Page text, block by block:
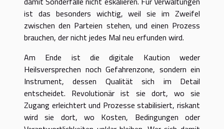
ist das besonders wichtig, weil sie im Zweifel
zwischen den Parteien stehen, und einen Prozess
brauchen, der nicht jedes Mal neu erfunden wird.
Am Ende ist die digitale Kaution weder
Heilsversprechen noch Gefahrenzone, sondern ein
Instrument, dessen Qualität sich im Detail
entscheidet. Revolutionär ist sie dort, wo sie
Zugang erleichtert und Prozesse stabilisiert, riskant
wird sie dort, wo Kosten, Bedingungen oder